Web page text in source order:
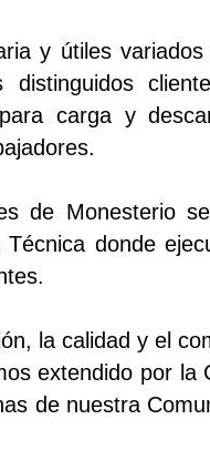
y útiles
carga y
de Monesterio
donde
la calidad y el
extendido por la
de nuestra